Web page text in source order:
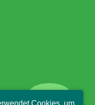
Cookies, um
close